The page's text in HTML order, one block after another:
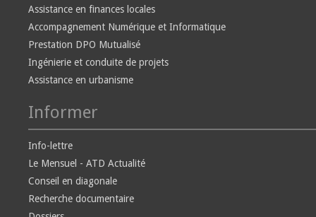
Assistance en finances locales
Accompagnement Numérique et Informatique
Prestation DPO Mutualisé
Ingénierie et conduite de projets
Assistance en urbanisme
Informer
Info-lettre
Le Mensuel - ATD Actualité
Conseil en diagonale
Recherche documentaire